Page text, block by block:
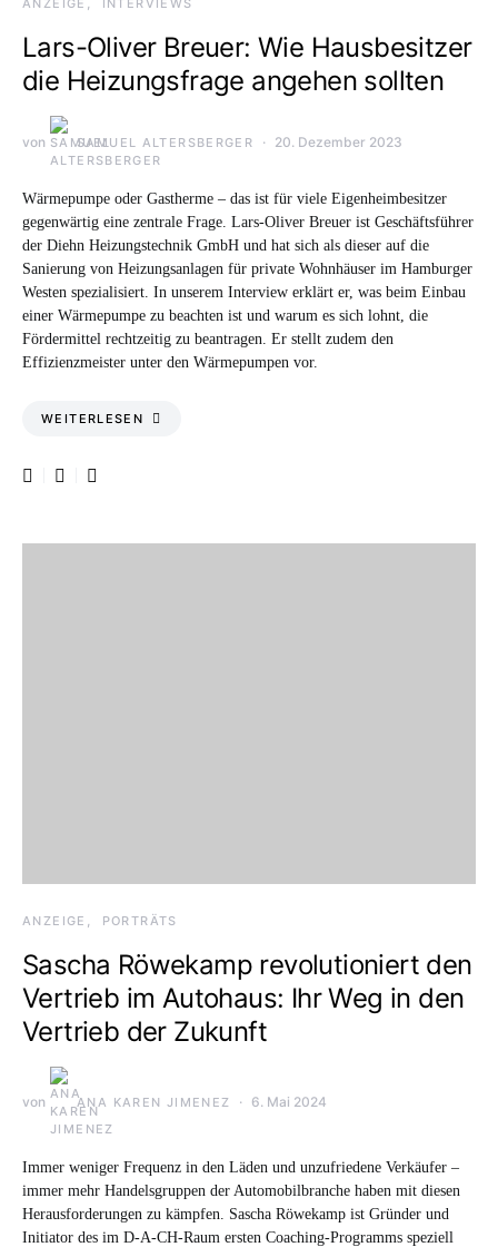
ANZEIGE INTERVIEWS
Lars-Oliver Breuer: Wie Hausbesitzer
die Heizungsfrage angehen sollten
von SAMUEL ALTERSBERGER 20. Dezember 2023
Wärmepumpe oder Gastherme – das ist für viele Eigenheimbesitzer
gegenwärtig eine zentrale Frage. Lars-Oliver Breuer ist Geschäftsführer
der Diehn Heizungstechnik GmbH und hat sich als dieser auf die
Sanierung von Heizungsanlagen für private Wohnhäuser im Hamburger
Westen spezialisiert. In unserem Interview erklärt er, was beim Einbau
einer Wärmepumpe zu beachten ist und warum es sich lohnt, die
Fördermittel rechtzeitig zu beantragen. Er stellt zudem den
Effizienzmeister unter den Wärmepumpen vor.
WEITERLESEN
ANZEIGE PORTRÄTS
Sascha Röwekamp revolutioniert den
Vertrieb im Autohaus: Ihr Weg in den
Vertrieb der Zukunft
von ANA KAREN JIMENEZ 6. Mai 2024
Immer weniger Frequenz in den Läden und unzufriedene Verkäufer –
immer mehr Handelsgruppen der Automobilbranche haben mit diesen
Herausforderungen zu kämpfen. Sascha Röwekamp ist Gründer und
Initiator des im D-A-CH-Raum ersten Coaching-Programms speziell